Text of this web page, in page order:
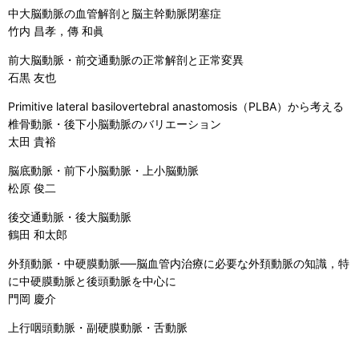
中大脳動脈の血管解剖と脳主幹動脈閉塞症
竹内 昌孝，傳 和眞
前大脳動脈・前交通動脈の正常解剖と正常変異
石黒 友也
Primitive lateral basilovertebral anastomosis（PLBA）から考える
椎骨動脈・後下小脳動脈のバリエーション
太田 貴裕
脳底動脈・前下小脳動脈・上小脳動脈
松原 俊二
後交通動脈・後大脳動脈
鶴田 和太郎
外頚動脈・中硬膜動脈──脳血管内治療に必要な外頚動脈の知識，特
に中硬膜動脈と後頭動脈を中心に
門岡 慶介
上行咽頭動脈・副硬膜動脈・舌動脈